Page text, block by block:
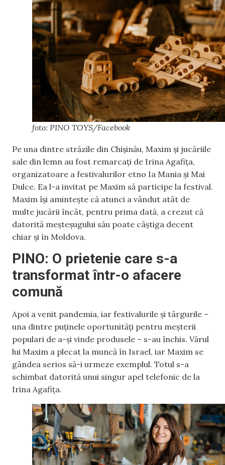
foto: PINO TOYS/Facebook
Pe una dintre străzile din Chișinău, Maxim și jucăriile
sale din lemn au fost remarcați de Irina Agafița,
organizatoare a festivalurilor etno Ia Mania și Mai
Dulce. Ea l-a invitat pe Maxim să participe la festival.
Maxim își amintește că atunci a vândut atât de
multe jucării încât, pentru prima dată, a crezut că
datorită meșteșugului său poate câștiga decent
chiar și în Moldova.
PINO: O prietenie care s-a
transformat într-o afacere
comună
Apoi a venit pandemia, iar festivalurile și târgurile –
una dintre puținele oportunități pentru meșterii
populari de a-și vinde produsele – s-au închis. Vărul
lui Maxim a plecat la muncă în Israel, iar Maxim se
gândea serios să-i urmeze exemplul. Totul s-a
schimbat datorită unui singur apel telefonic de la
Irina Agafița.